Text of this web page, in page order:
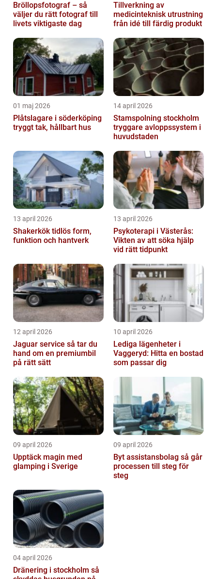
Bröllopsfotograf – så
väljer du rätt fotograf till
livets viktigaste dag
Tillverkning av
medicinteknisk utrustning
från idé till färdig produkt
01 maj 2026
Plåtslagare i söderköping
tryggt tak, hållbart hus
14 april 2026
Stamspolning stockholm
tryggare avloppssystem i
huvudstaden
13 april 2026
Shakerkök tidlös form,
funktion och hantverk
13 april 2026
Psykoterapi i Västerås:
Vikten av att söka hjälp
vid rätt tidpunkt
12 april 2026
Jaguar service så tar du
hand om en premiumbil
på rätt sätt
10 april 2026
Lediga lägenheter i
Vaggeryd: Hitta en bostad
som passar dig
09 april 2026
Upptäck magin med
glamping i Sverige
09 april 2026
Byt assistansbolag så går
processen till steg för
steg
04 april 2026
Dränering i stockholm så